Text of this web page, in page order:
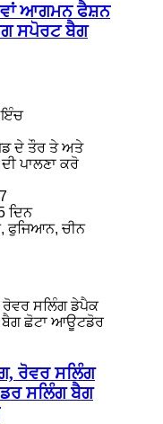
ਆਗਮਨ ਫੈਸ਼ਨ
ਸਪੋਰਟ ਬੈਗ
ਇੰਚ
ਦੇ ਤੌਰ ਤੇ ਅਤੇ
ਪਾਲਣਾ ਕਰੋ
ਦਿਨ
ਫੁਜਿਆਨ, ਚੀਨ
ਰੋਵਰ ਸਲਿੰਗ
ਸਲਿੰਗ ਬੈਗ